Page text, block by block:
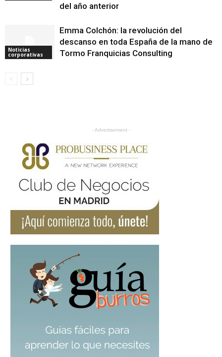
del año anterior
Noticias
corporativas
Emma Colchón: la revolución del
descanso en toda España de la mano de
Tormo Franquicias Consulting
- Advertisement -